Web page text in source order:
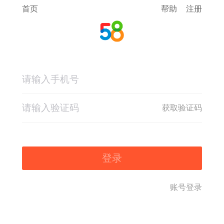
首页 帮助 注册
获取验证码
登录
账号登录